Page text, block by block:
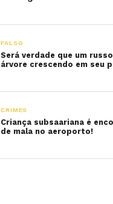
FALSO
Será verdade que um
árvore crescendo em seu
CRIMES
Criança subsaariana é
de mala no aeroporto!